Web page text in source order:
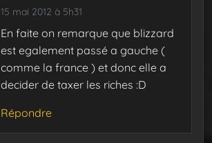
15 mai 2012 à 5h31
En faite on remarque que blizzard
est egalement passé a gauche (
comme la france ) et donc elle a
decider de taxer les riches :D
Répondre